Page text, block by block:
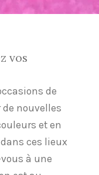
vos
de
nouvelles
et en
ces lieux
à une